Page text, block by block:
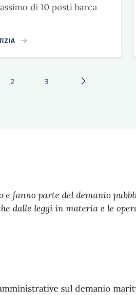
di 10 posti barca
Pagina
2 Pagina
3 Pagina
e fanno parte del demanio
leggi in materia e le
sul demanio